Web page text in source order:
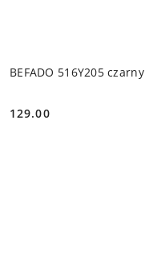
BEFADO 516Y205 czarny
Cena:
129.00